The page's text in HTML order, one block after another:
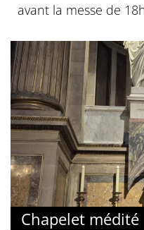
avant la messe de
Chapelet médité